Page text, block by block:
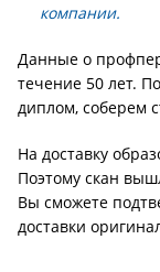
компании.
Данные о
течение 50 лет.
диплом, соберем
На доставку
Поэтому скан
Вы сможете
доставки